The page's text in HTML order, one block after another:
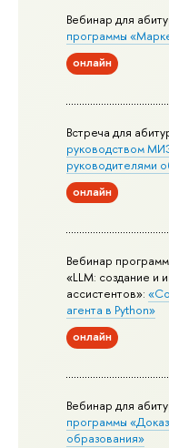
Вебинар для
программы
онлайн
Встреча для
руководством
руководителями
онлайн
Вебинар
«LLM: создание и
ассистентов»:
агента в Python»
онлайн
Вебинар для
программы
образования»